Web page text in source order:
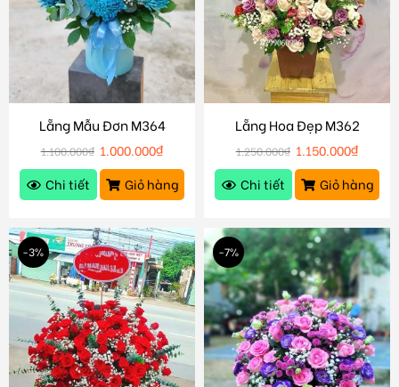
Lẵng Mẫu Đơn M364
1.100.000₫ 1.000.000₫
Chi tiết
Giỏ hàng
Lẵng Hoa Đẹp M362
1.250.000₫ 1.150.000₫
Chi tiết
Giỏ hàng
-3% -7%